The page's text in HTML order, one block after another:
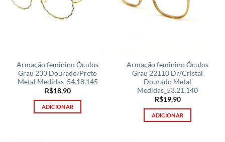
Armação feminino Óculos
Grau 233 Dourado/Preto
Metal Medidas_54.18.145
R$18,90
ADICIONAR
Armação feminino Óculos
Grau 22110 Dr/Cristal
Dourado Metal
Medidas_53.21.140
R$19,90
ADICIONAR